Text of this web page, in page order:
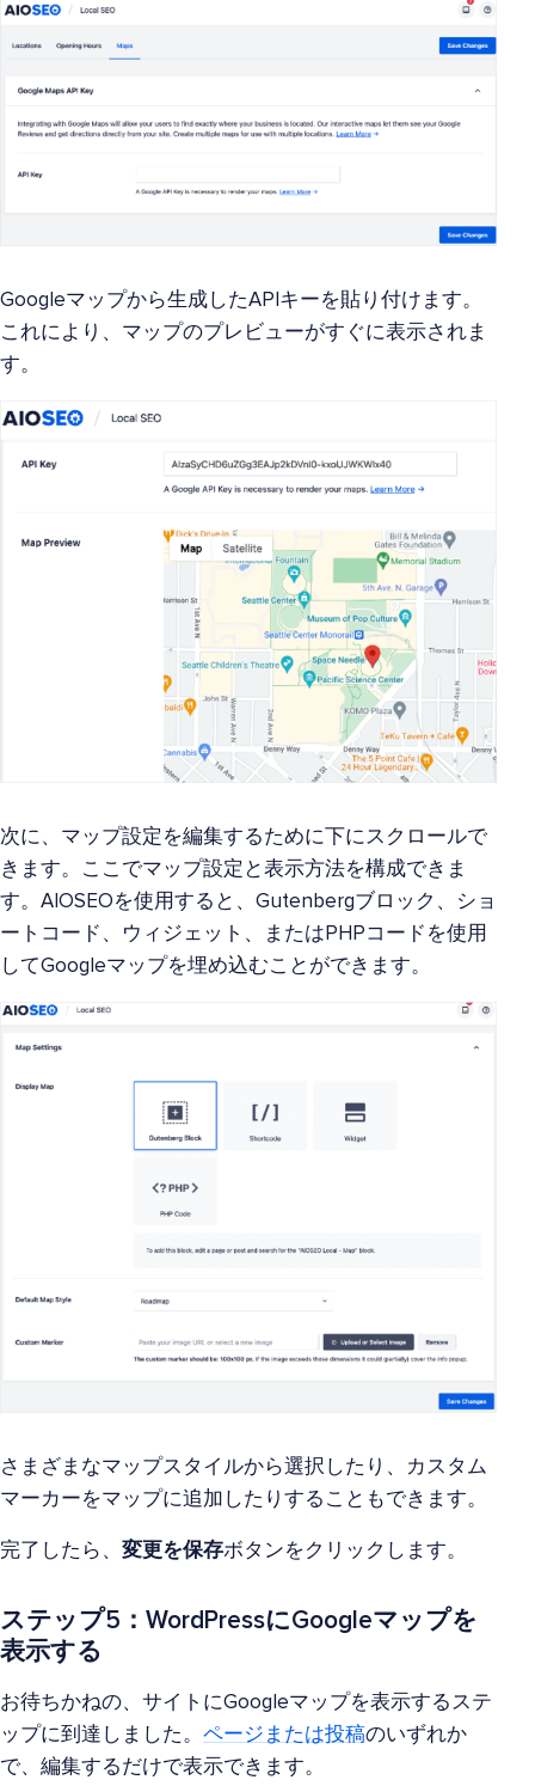
Googleマップから生成したAPIキーを貼り付けます。
これにより、マップのプレビューがすぐに表示されま
す。
次に、マップ設定を編集するために下にスクロールで
きます。ここでマップ設定と表示方法を構成できま
す。AIOSEOを使用すると、Gutenbergブロック、ショ
ートコード、ウィジェット、またはPHPコードを使用
してGoogleマップを埋め込むことができます。
さまざまなマップスタイルから選択したり、カスタム
マーカーをマップに追加したりすることもできます。
完了したら、 変更を保存ボタンをクリックします。
ステップ5：WordPressにGoogleマップを
表示する
お待ちかねの、サイトにGoogleマップを表示するステ
ップに到達しました。 ページまたは投稿のいずれか
で、編集するだけで表示できます。